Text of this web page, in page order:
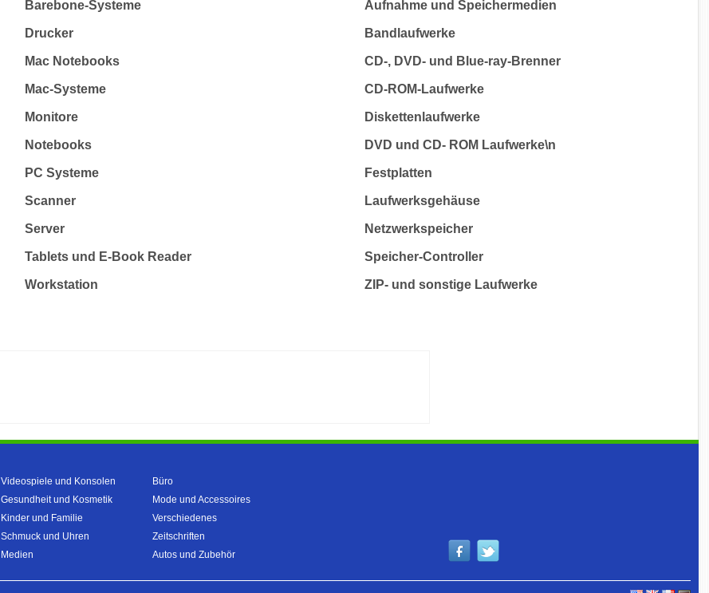
Barebone-Systeme
Drucker
Mac Notebooks
Mac-Systeme
Monitore
Notebooks
PC Systeme
Scanner
Server
Tablets und E-Book Reader
Workstation
Aufnahme und Speichermedien
Bandlaufwerke
CD-, DVD- und Blue-ray-Brenner
CD-ROM-Laufwerke
Diskettenlaufwerke
DVD und CD- ROM Laufwerke\n
Festplatten
Laufwerksgehäuse
Netzwerkspeicher
Speicher-Controller
ZIP- und sonstige Laufwerke
Videospiele und Konsolen
Gesundheit und Kosmetik
Kinder und Familie
Schmuck und Uhren
Medien
Büro
Mode und Accessoires
Verschiedenes
Zeitschriften
Autos und Zubehör